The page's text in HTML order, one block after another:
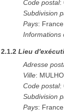
Code postal:
Subdivision
Pays: France
Informations
2.1.2Lieu
Adresse
Ville:
Code postal:
Subdivision
Pays: France